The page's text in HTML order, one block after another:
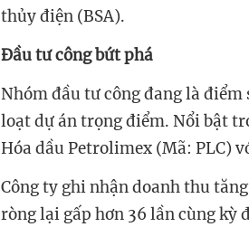
thủy điện (BSA).
Đầu tư công bứt phá
Nhóm đầu tư công đang là
loạt dự án trọng điểm. Nổi bật
Hóa dầu Petrolimex (Mã: PLC)
Công ty ghi nhận doanh thu
ròng lại gấp hơn 36 lần cùng kỳ